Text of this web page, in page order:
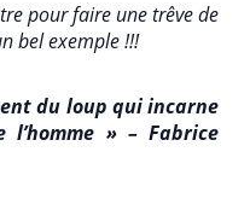
pour faire une trêve de
bel exemple !!!
du loup qui incarne
» – Fabrice